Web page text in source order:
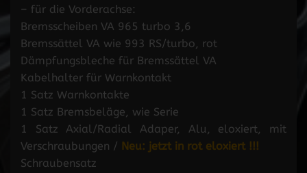
– für die Vorderachse:
Bremsscheiben VA 965 turbo 3,6
Bremssättel VA wie 993 RS/turbo, rot
Dämpfungsbleche für Bremssättel VA
Kabelhalter für Warnkontakt
1 Satz Warnkontakte
1 Satz Bremsbeläge, wie Serie
1 Satz Axial/Radial Adaper, Alu, eloxiert, mit
Verschraubungen / Neu: jetzt in rot eloxiert
Schraubensatz